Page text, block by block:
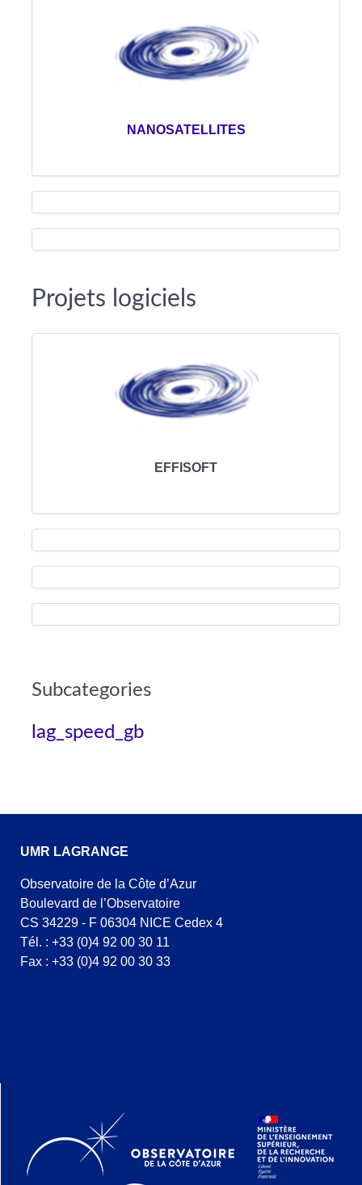
NANOSATELLITES
Projets logiciels
EFFISOFT
Subcategories
lag_speed_gb
UMR LAGRANGE
Observatoire de la Côte d’Azur
Boulevard de l’Observatoire
CS 34229 - F 06304 NICE Cedex 4
Tél. : +33 (0)4 92 00 30 11
Fax : +33 (0)4 92 00 30 33